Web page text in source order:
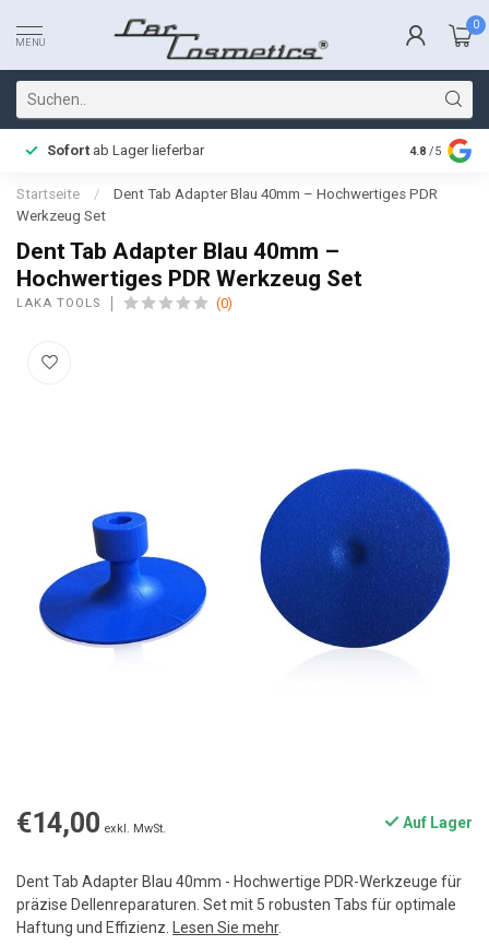
MENU
0
Sofort ab Lager lieferbar Schnelle
4.8 /5
Startseite /
Dent Tab Adapter Blau 40mm – Hochwertiges PDR
Werkzeug Set
Dent Tab Adapter Blau 40mm –
Hochwertiges PDR Werkzeug Set
LAKA TOOLS (0)
€14,00 exkl. MwSt. Auf Lager
Dent Tab Adapter Blau 40mm - Hochwertige PDR-Werkzeuge für
präzise Dellenreparaturen. Set mit 5 robusten Tabs für optimale
Haftung und Effizienz.
Lesen Sie mehr.